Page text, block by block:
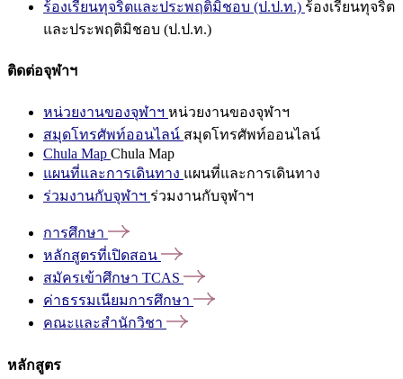
ร้องเรียนทุจริตและประพฤติมิชอบ (ป.ป.ท.) ร้องเรียนทุจริต
และประพฤติมิชอบ (ป.ป.ท.)
ติดต่อจุฬาฯ
หน่วยงานของจุฬาฯ หน่วยงานของจุฬาฯ
สมุดโทรศัพท์ออนไลน์ สมุดโทรศัพท์ออนไลน์
Chula Map Chula Map
แผนที่และการเดินทาง แผนที่และการเดินทาง
ร่วมงานกับจุฬาฯ ร่วมงานกับจุฬาฯ
การศึกษา
หลักสูตรที่เปิดสอน
สมัครเข้าศึกษา TCAS
ค่าธรรมเนียมการศึกษา
คณะและสำนักวิชา
หลักสูตร